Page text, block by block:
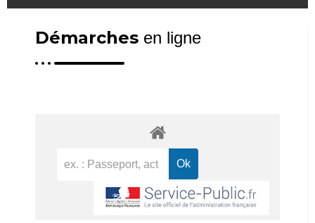
Démarches en ligne